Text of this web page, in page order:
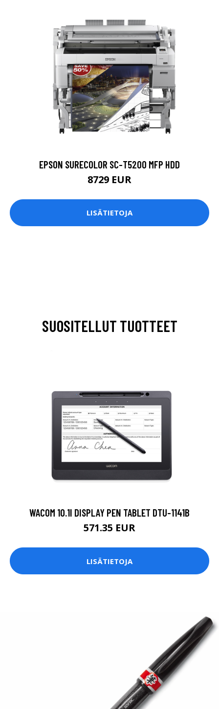
EPSON SURECOLOR SC-T5200 MFP HDD
8729 EUR
LISÄTIETOJA
SUOSITELLUT TUOTTEET
WACOM 10.1I DISPLAY PEN TABLET DTU-1141B
571.35 EUR
LISÄTIETOJA